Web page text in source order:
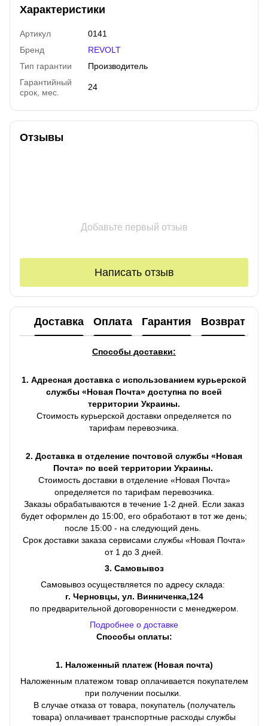
Характеристики
Артикул
0141
Бренд
REVOLT
Тип гарантии
Производитель
Гарантийный
срок, мес.
24
Отзывы
Добавьте первый отзыв
Написать отзыв
Доставка Оплата Гарантия Возврат
Способы доставки:
1. Адресная доставка с использованием курьерской
службы «Новая Почта» доступна по всей
территории Украины.
Стоимость курьерской доставки определяется по
тарифам перевозчика.
2. Доставка в отделение почтовой службы «Новая
Почта» по всей территории Украины.
Стоимость доставки в отделение «Новая Почта»
определяется по тарифам перевозчика.
Заказы обрабатываются в течение 1-2 дней. Если заказ
будет оформлен до 15:00, его обработают в тот же день;
после 15:00 - на следующий день.
Срок доставки заказа сервисами службы «Новая Почта»
от 1 до 3 дней.
3. Самовывоз
Самовывоз осуществляется по адресу склада:
г. Черновцы, ул. Винниченка,124
по предварительной договоренности с менеджером.
Подробнее о доставке
Способы оплаты:
1. Наложенный платеж (Новая почта)
Наложенным платежом товар оплачивается покупателем
при получении посылки.
В случае отказа от товара, покупатель (получатель
товара) оплачивает транспортные расходы службы